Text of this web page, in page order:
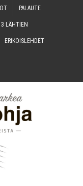
PALAU­TE
LÄHTIEN
ERI­KOIS­LEH­DET